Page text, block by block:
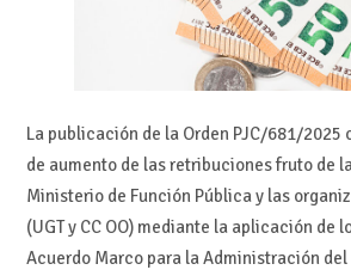
La publicación de la Orden PJC/681/2025
de aumento de las retribuciones fruto de
Ministerio de Función Pública y las
(UGT y CC OO) mediante la aplicación de
Acuerdo Marco para la Administración